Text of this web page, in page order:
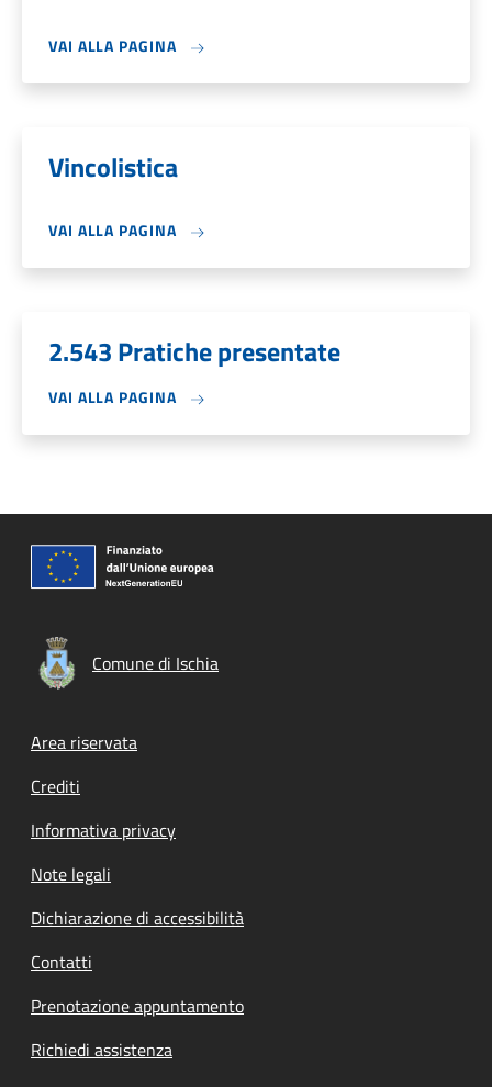
VAI ALLA PAGINA
Vincolistica
VAI ALLA PAGINA
2.543 Pratiche presentate
VAI ALLA PAGINA
Comune di Ischia
Footer menu
Area riservata
Crediti
Informativa privacy
Note legali
Dichiarazione di accessibilità
Contatti
Prenotazione appuntamento
Richiedi assistenza